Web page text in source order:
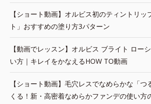
【ショート動画】オルビス初のティントリッ
ト」おすすめの塗り方3パターン
【動画でレッスン】オルビス ブライト ロー
い方｜キレイをかなえるHOW TO動画
【ショート動画】毛穴レスでなめらかな「
くる！新・高密着なめらかファンデの使い方